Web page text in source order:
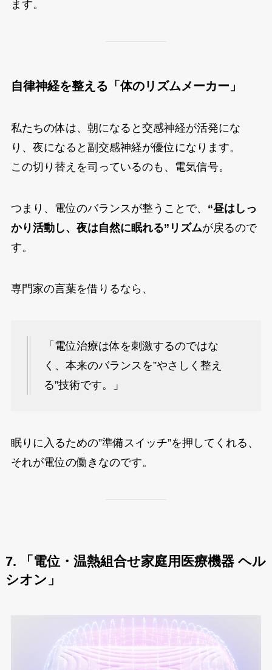
ます。
自律神経を整える「体のリズムメーカー」
私たちの体は、朝になると交感神経が活発にな
り、夜になると副交感神経が優位になります。
この切り替えを司っているのも、電気信号。
つまり、電位のバランスが整うことで、 “昼はしっ
かり活動し、夜は自然に眠れる”リズムが戻るので
す。
専門家の言葉を借りるなら、
「電位治療は体を刺激するのではな
く、本来のバランスを”やさしく整え
る”技術です。」
眠りに入るための”準備スイッチ”を押してくれる、
それが電位の働きなのです。
7. 「電位・温熱組合せ家庭用医療機器 ヘル
シオン」